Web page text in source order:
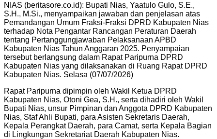
NIAS (beritasore.co.id): Bupati Nias, Yaatulo Gulo, S.E.,
S.H., M.Si., menyampaikan jawaban dan penjelasan atas
Pemandangan Umum Fraksi-Fraksi DPRD Kabupaten Nias
terhadap Nota Pengantar Rancangan Peraturan Daerah
tentang Pertanggungjawaban Pelaksanaan APBD
Kabupaten Nias Tahun Anggaran 2025. Penyampaian
tersebut berlangsung dalam Rapat Paripurna DPRD
Kabupaten Nias yang dilaksanakan di Ruang Rapat DPRD
Kabupaten Nias. Selasa (07/07/2026)
Rapat Paripurna dipimpin oleh Wakil Ketua DPRD
Kabupaten Nias, Otoni Gea, S.H., serta dihadiri oleh Wakil
Bupati Nias, unsur Pimpinan dan Anggota DPRD Kabupaten
Nias, Staf Ahli Bupati, para Asisten Sekretaris Daerah,
Kepala Perangkat Daerah, para Camat, serta Kepala Bagian
di Lingkungan Sekretariat Daerah Kabupaten Nias.